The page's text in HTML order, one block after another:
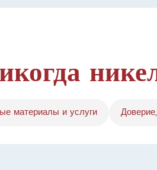
материалы и услуги